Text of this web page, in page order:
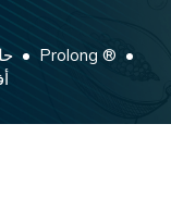
Prolong ®